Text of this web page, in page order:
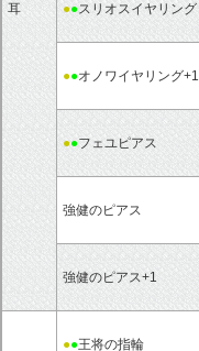
耳 ●●スリオスイヤリング
●●オノワイヤリング+1
●●フェユピアス
強健のピアス
強健のピアス+1
●●王将の指輪